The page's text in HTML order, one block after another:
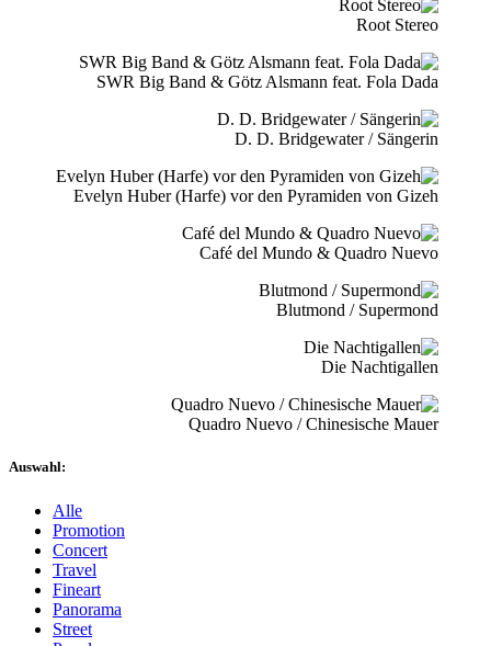
Root Stereo
SWR Big Band & Götz Alsmann feat. Fola Dada
D. D. Bridgewater / Sängerin
Evelyn Huber (Harfe) vor den Pyramiden von Gizeh
Café del Mundo & Quadro Nuevo
Blutmond / Supermond
Die Nachtigallen
Quadro Nuevo / Chinesische Mauer
Auswahl:
Alle
Promotion
Concert
Travel
Fineart
Panorama
Street